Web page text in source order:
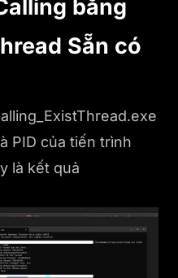
bằng
Sẵn có
PID của tiến trình
là kết quả